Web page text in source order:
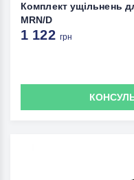
Комплект ущільнень
MRN/D
1 122 грн